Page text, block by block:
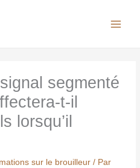
segmenté
t-il
lorsqu’il
sur le brouilleur / Par